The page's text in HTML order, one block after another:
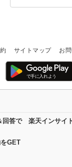
サイトマップ お
回答で 楽天インサイ
GET